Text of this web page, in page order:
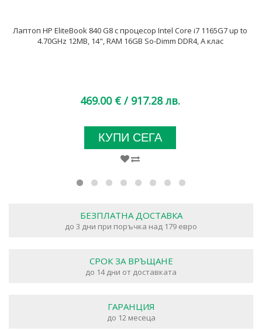
Лаптоп HP EliteBook 840 G8 с процесор Intel Core i7 1165G7 up to
4.70GHz 12MB, 14", RAM 16GB So-Dimm DDR4, A клас
469.00 € / 917.28 лв.
КУПИ СЕГА
БЕЗПЛАТНА ДОСТАВКА
до 3 дни при поръчка над 179 евро
СРОК ЗА ВРЪЩАНЕ
до 14 дни от доставката
ГАРАНЦИЯ
до 12 месеца